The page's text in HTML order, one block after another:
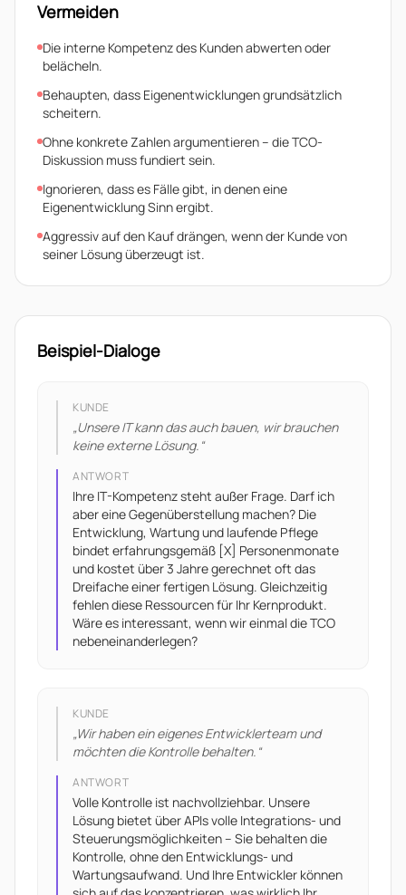
Vermeiden
Die interne Kompetenz des Kunden abwerten oder
belächeln.
Behaupten, dass Eigenentwicklungen grundsätzlich
scheitern.
Ohne konkrete Zahlen argumentieren – die TCO-
Diskussion muss fundiert sein.
Ignorieren, dass es Fälle gibt, in denen eine
Eigenentwicklung Sinn ergibt.
Aggressiv auf den Kauf drängen, wenn der Kunde von
seiner Lösung überzeugt ist.
Beispiel-Dialoge
KUNDE
„Unsere IT kann das auch bauen, wir brauchen
keine externe Lösung. “
ANTWORT
Ihre IT-Kompetenz steht außer Frage. Darf ich
aber eine Gegenüberstellung machen? Die
Entwicklung, Wartung und laufende Pflege
bindet erfahrungsgemäß [X] Personenmonate
und kostet über 3 Jahre gerechnet oft das
Dreifache einer fertigen Lösung. Gleichzeitig
fehlen diese Ressourcen für Ihr Kernprodukt.
Wäre es interessant, wenn wir einmal die TCO
nebeneinanderlegen?
KUNDE
„Wir haben ein eigenes Entwicklerteam und
möchten die Kontrolle behalten. “
ANTWORT
Volle Kontrolle ist nachvollziehbar. Unsere
Lösung bietet über APIs volle Integrations- und
Steuerungsmöglichkeiten – Sie behalten die
Kontrolle, ohne den Entwicklungs- und
Wartungsaufwand. Und Ihre Entwickler können